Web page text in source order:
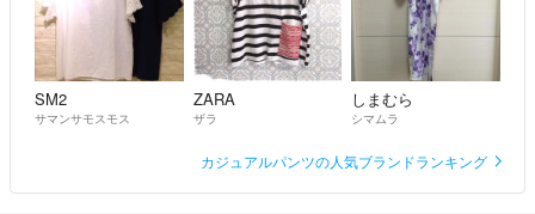
SM2
サマンサモスモス
ZARA
ザラ
しまむら
シマムラ
カジュアルパンツの人気ブランドランキング